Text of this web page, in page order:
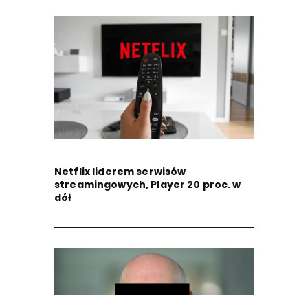
Netflix liderem serwisów
streamingowych, Player 20 proc. w
dół